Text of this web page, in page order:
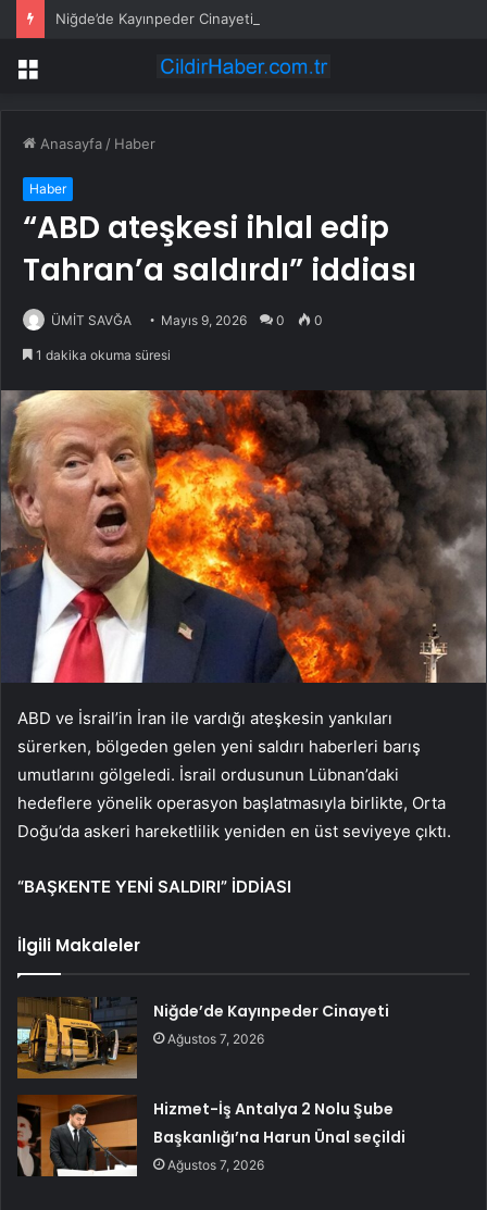
Niğde’de Kayınpeder Cinayeti
Menü
Anasayfa / Haber
Haber
“ABD ateşkesi ihlal edip
Tahran’a saldırdı” iddiası
ÜMİT SAVĞA Mayıs 9, 2026 0 0
1 dakika okuma süresi
ABD ve İsrail’in İran ile vardığı ateşkesin yankıları
sürerken, bölgeden gelen yeni saldırı haberleri barış
umutlarını gölgeledi. İsrail ordusunun Lübnan’daki
hedeflere yönelik operasyon başlatmasıyla birlikte, Orta
Doğu’da askeri hareketlilik yeniden en üst seviyeye çıktı.
“BAŞKENTE YENİ SALDIRI” İDDİASI
İlgili Makaleler
Niğde’de Kayınpeder Cinayeti
Ağustos 7, 2026
Hizmet-İş Antalya 2 Nolu Şube
Başkanlığı’na Harun Ünal seçildi
Ağustos 7, 2026